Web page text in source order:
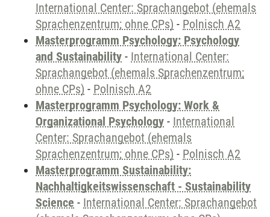
International Center: Sprachangebot (ehemals
Sprachenzentrum; ohne CPs) - Polnisch A2
Masterprogramm Psychology: Psychology
and Sustainability - International Center:
Sprachangebot (ehemals Sprachenzentrum;
ohne CPs) - Polnisch A2
Masterprogramm Psychology: Work &
Organizational Psychology - International
Center: Sprachangebot (ehemals
Sprachenzentrum; ohne CPs) - Polnisch A2
Masterprogramm Sustainability:
Nachhaltigkeitswissenschaft - Sustainability
Science - International Center: Sprachangebot